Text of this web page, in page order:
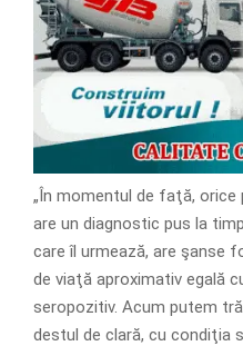
„În momentul de faţă,
are un diagnostic pus la
care îl urmează, are şanse
de viaţă aproximativ egală
seropozitiv. Acum putem
destul de clară, cu condiţia